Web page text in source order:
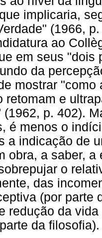
implicaria,
(1966,
ao
em seus "dois
da
mostrar
retomam e
(1962, p. 402).
é menos o
a indicação de
obra, a saber,
o
das
(por parte
redução da
da filosofia).